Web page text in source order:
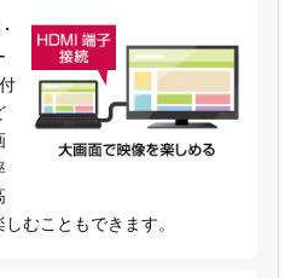
むこともできます。